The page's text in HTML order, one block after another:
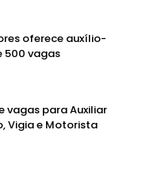
oferece auxílio-
500 vagas
vagas para Auxiliar
Vigia e Motorista